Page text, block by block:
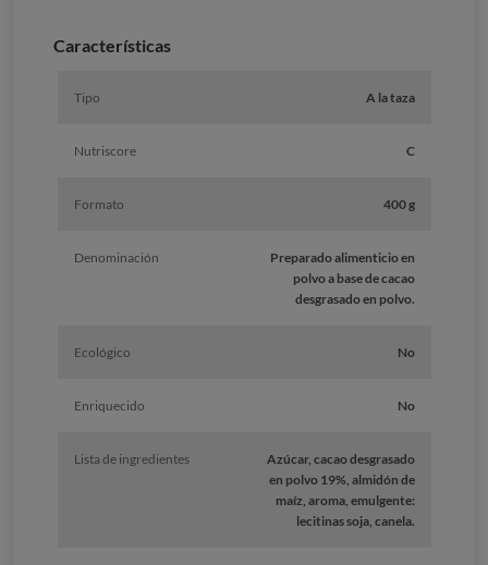
Características
Tipo A la taza
Nutriscore C
Formato 400 g
Denominación
Preparado alimenticio en
polvo a base de cacao
desgrasado en polvo.
Ecológico No
Enriquecido No
Lista de ingredientes
Azúcar, cacao desgrasado
en polvo 19%, almidón de
maíz, aroma, emulgente:
lecitinas soja, canela.